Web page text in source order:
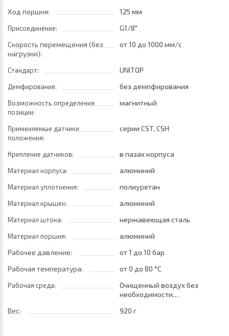
Ход поршня: 125 мм
Присоединение:
G1/8"
Скорость перемещения (без
нагрузки):
от 10 до 1000 мм/с
Стандарт: UNITOP
Демфирование: без демпфирования
Возможность определения
позиции:
магнитный
Применяемые датчики
положения:
серии CST, CSH
Крепление датчиков: в пазах корпуса
Материал корпуса: алюминий
Материал уплотнения: полиуретан
Материал крышек: алюминий
Материал штока: нержавеющая сталь
Материал поршня:
алюминий
Рабочее давление:
от 1 до 10 бар
Рабочая температура:
от 0 до 80 °C
Рабочая среда:
Очищенный воздух без
необходимости
установка центробежного
Вес: 920 г